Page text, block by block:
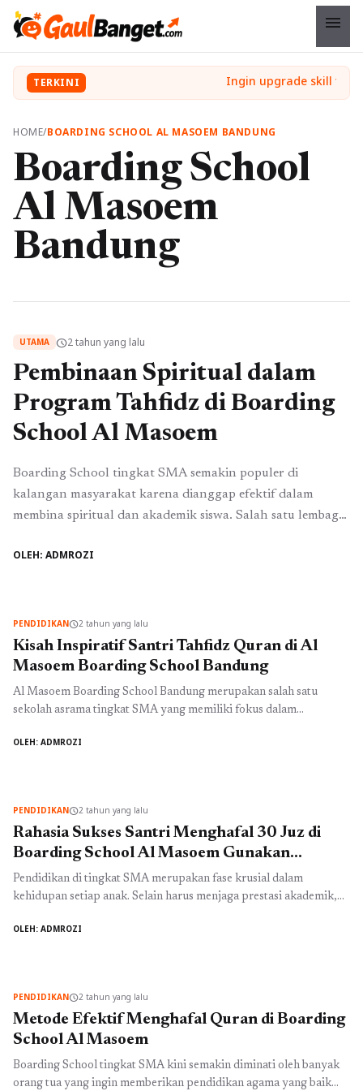
menu
TERKINI
HOME/BOARDING SCHOOL AL MASOEM BANDUNG
Boarding School
Al Masoem
Bandung
UTAMA schedule2 tahun yang lalu
Pembinaan Spiritual dalam
Program Tahfidz di Boarding
School Al Masoem
Boarding School tingkat SMA semakin populer di
kalangan masyarakat karena dianggap efektif dalam
membina spiritual dan akademik siswa. Salah satu lembaga
Boarding School Al Masoem, yang terletak di Kota
program tahfidz, yang merupakan pembelajaran dan
penghafalan Al-Qur'an. ...Baca Selengkapnya
OLEH: ADMROZI
PENDIDIKANschedule2 tahun yang lalu
Kisah Inspiratif Santri Tahfidz Quran di Al
Masoem Boarding School Bandung
Al Masoem Boarding School Bandung merupakan salah satu
sekolah asrama tingkat SMA yang memiliki fokus dalam
satu program unggulan yang ditawarkan oleh sekolah yang
Selengkapnya
OLEH: ADMROZI
PENDIDIKANschedule2 tahun yang lalu
Rahasia Sukses Santri Menghafal 30 Juz di
Boarding School Al Masoem Gunakan
keseriusan dan disiplin
Pendidikan di tingkat SMA merupakan fase krusial dalam
kehidupan setiap anak. Selain harus menjaga prestasi akademik,
utama di Boarding School Al Masoem bandung, sebuah sekolah
OLEH: ADMROZI
PENDIDIKANschedule2 tahun yang lalu
Metode Efektif Menghafal Quran di Boarding
School Al Masoem
Boarding School tingkat SMA kini semakin diminati oleh banyak
orang tua yang ingin memberikan pendidikan agama yang baik